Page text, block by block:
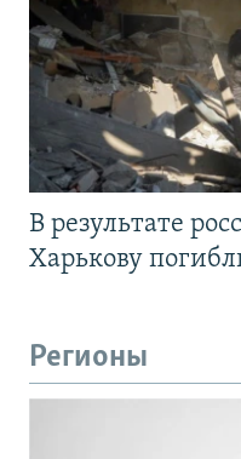
В результате
Харькову
Регионы